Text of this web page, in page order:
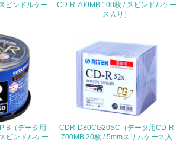
きるだけ小さい包装・梱包を行ってい
きるだけ小さい物流を行っている
ピンドルケー
CD-R 700MB 100枚 / スピンドルケー
ス入り）
B（データ用
ピンドルケー
CDR-D80CG20SC（データ用CD-R
700MB 20枚 / 5mmスリムケース入